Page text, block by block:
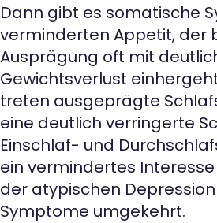
Dann gibt es somatische
verminderten Appetit, der
Ausprägung oft mit
Gewichtsverlust
treten ausgeprägte
eine deutlich verringerte
Einschlaf- und
ein vermindertes Interesse
der atypischen
Symptome umgekehrt.